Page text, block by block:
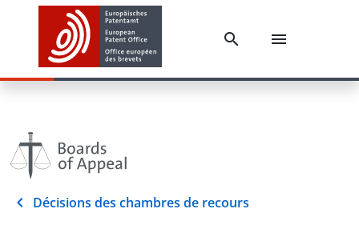
Décisions des chambres de recours